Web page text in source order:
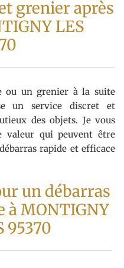
grenier après
LES
ou un grenier à la suite
un service discret et
des objets. Je vous
valeur qui peuvent être
rapide et efficace
un débarras
à MONTIGNY
95370